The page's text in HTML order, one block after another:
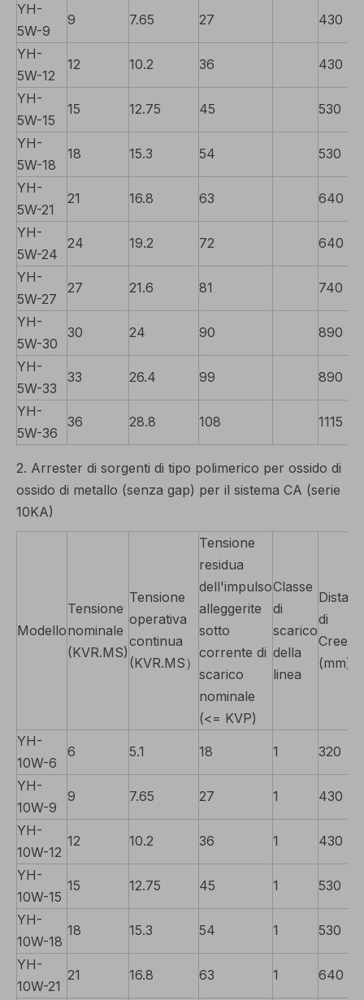
YH-
5W-9
9 7.65 27 430
YH-
5W-12
12 10.2 36 430
YH-
5W-15
15 12.75 45 530
YH-
5W-18
18 15.3 54 530
YH-
5W-21
21 16.8 63 640
YH-
5W-24
24 19.2 72 640
YH-
5W-27
27 21.6 81 740
YH-
5W-30
30 24 90 890
YH-
5W-33
33 26.4 99 890
YH-
5W-36
36 28.8 108 1115
2. Arrester di sorgenti di tipo polimerico per ossido di
ossido di metallo (senza gap) per il sistema CA (serie
10KA)
Modello
Tensione
nominale
(KVR.MS)
Tensione
operativa
continua
(KVR.MS）
Tensione
residua
dell'impulso
alleggerite
sotto
corrente di
scarico
nominale
(<= KVP)
Classe
di
scarico
della
linea
di
(mm)
YH-
10W-6
6 5.1 18 1 320
YH-
10W-9
9 7.65 27 1 430
YH-
10W-12
12 10.2 36 1 430
YH-
10W-15
15 12.75 45 1 530
YH-
10W-18
18 15.3 54 1 530
YH-
10W-21
21 16.8 63 1 640